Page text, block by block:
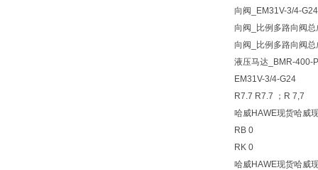
向阀_EM31V-3/4-
向阀_比例多路向阀
向阀_比例多路向阀
液压马达_BMR-400-
EM31V-3/4-G24
R7.7 R7.7 ；R 7,7
哈威HAWE现货哈威
RB 0
RK 0
哈威HAWE现货哈威